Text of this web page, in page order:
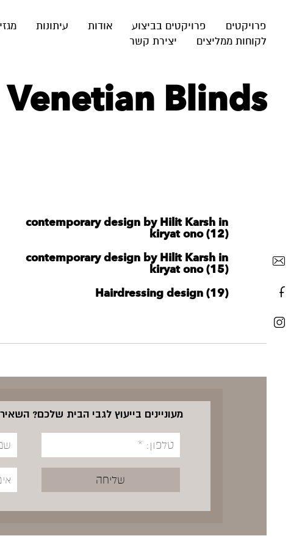
פרויקטים פרויקטים בביצוע אודות עיתונות
לקוחות ממליצים
יצירת קשר
Venetian Blinds
contemporary design by Hilit Karsh in
kiryat ono (12)
contemporary design by Hilit Karsh in
kiryat ono (15)
Hairdressing design (19)
מעוניינים בייעוץ לגבי הבית שלכם?